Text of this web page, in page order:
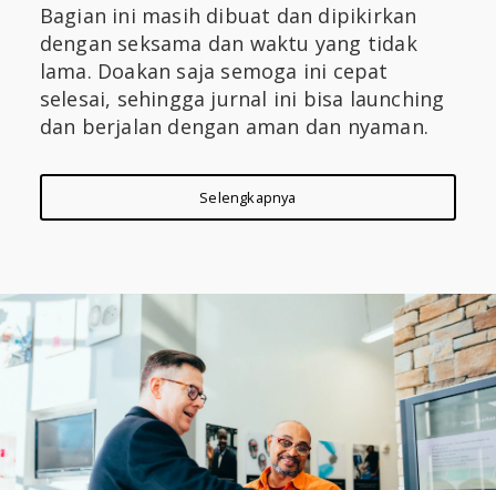
t
a
n
S
k
I
n
a
n
Bagian ini masih dibuat dan dipikirkan
dengan seksama dan waktu yang tidak
lama. Doakan saja semoga ini cepat
selesai, sehingga jurnal ini bisa launching
dan berjalan dengan aman dan nyaman.
Selengkapnya